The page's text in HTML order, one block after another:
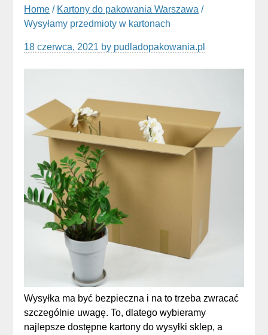
Home / Kartony do pakowania Warszawa /
Wysyłamy przedmioty w kartonach
18 czerwca, 2021 by pudladopakowania.pl
Wysyłka ma być bezpieczna i na to trzeba zwracać
szczególnie uwagę. To, dlatego wybieramy
najlepsze dostępne kartony do wysyłki sklep, a